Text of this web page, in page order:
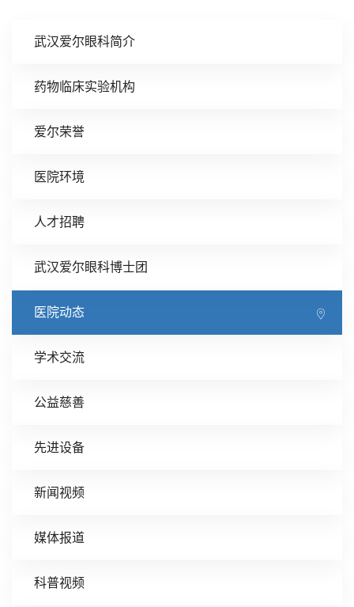
武汉爱尔眼科简介
药物临床实验机构
爱尔荣誉
医院环境
人才招聘
武汉爱尔眼科博士团
医院动态
学术交流
公益慈善
先进设备
新闻视频
媒体报道
科普视频